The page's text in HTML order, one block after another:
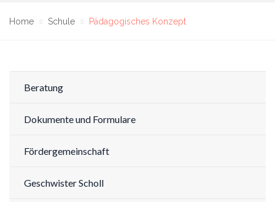
Home Schule Pädagogisches Konzept
Beratung
Dokumente und Formulare
Fördergemeinschaft
Geschwister Scholl